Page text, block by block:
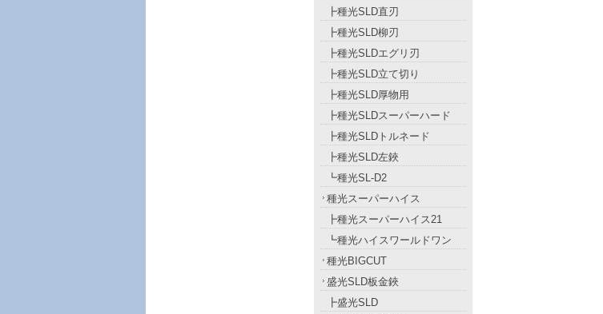
┣種光SLD直刃
┣種光SLD柳刃
┣種光SLDエグリ刃
┣種光SLD立て切り
┣種光SLD厚物用
┣種光SLDスーパーハード
┣種光SLDトルネード
┣種光SLD左鋏
┗種光SL-D2
種光スーパーハイス
┣種光スーパーハイス21
┗種光ハイスワールドワン
種光BIGCUT
盛光SLD板金鋏
┣盛光SLD